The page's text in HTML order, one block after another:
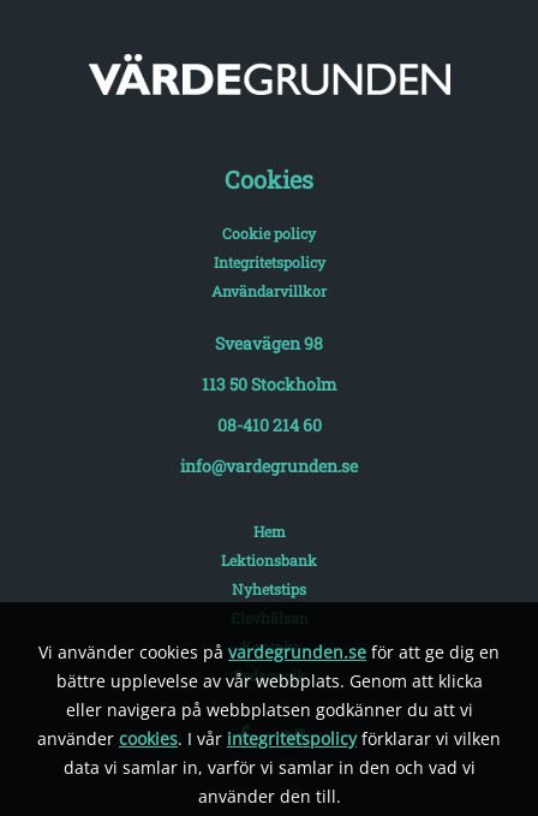
Vi använder cookies på vardegrunden.se för att ge dig en
bättre upplevelse av vår webbplats. Genom att klicka
eller navigera på webbplatsen godkänner du att vi
använder cookies. I vår integritetspolicyförklarar vi vilken
data vi samlar in, varför vi samlar in den och vad vi
använder den till.
Cookies
Cookie policy
Integritetspolicy
Användarvillkor
Sveavägen 98
113 50 Stockholm
08-410 214 60
info@vardegrunden.se
Hem
Lektionsbank
Nyhetstips
Kontakt
Pedagogik